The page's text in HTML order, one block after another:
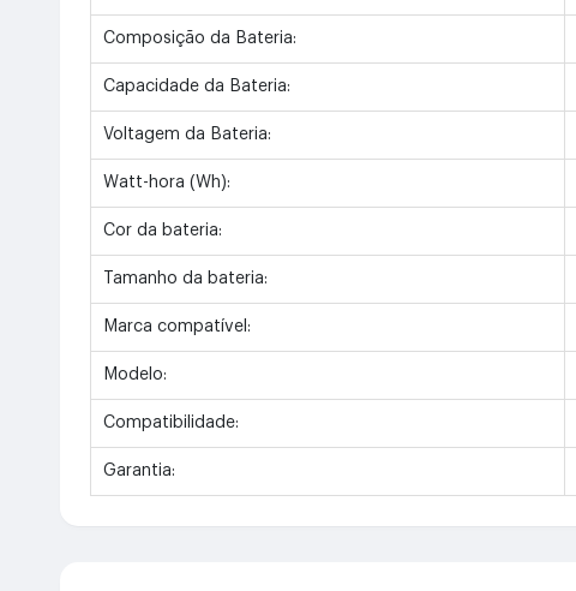
Composição da Bateria:
Capacidade da Bateria:
Voltagem da Bateria:
Watt-hora (Wh):
Cor da bateria:
Tamanho da bateria:
Marca compatível:
Modelo:
Compatibilidade:
Garantia: